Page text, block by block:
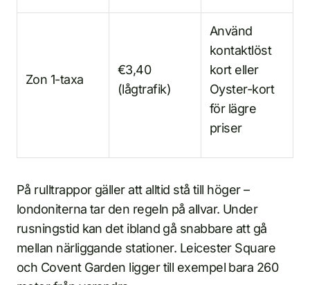
Zon 1-taxa
€3,40
(lågtrafik)
Använd
kontaktlöst
kort eller
Oyster-kort
för lägre
priser
På rulltrappor gäller att alltid stå till höger –
londoniterna tar den regeln på allvar. Under
rusningstid kan det ibland gå snabbare att gå
mellan närliggande stationer. Leicester Square
och Covent Garden ligger till exempel bara 260